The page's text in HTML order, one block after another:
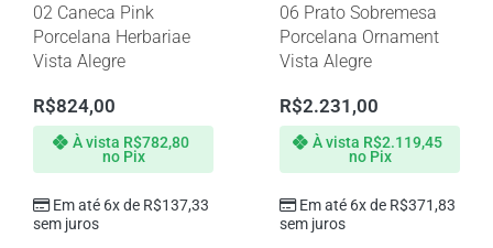
02 Caneca Pink
Porcelana Herbariae
Vista Alegre
R$824,00
Em até 6x de R$137,33
sem juros
À vista R$782,80
no Pix
06 Prato Sobremesa
Porcelana Ornament
Vista Alegre
R$2.231,00
Em até 6x de R$371,83
sem juros
À vista R$2.119,45
no Pix